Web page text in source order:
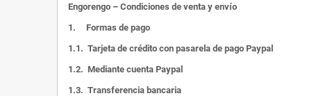
Engorengo – Condiciones de venta y envío
1. Formas de pago
1.1. Tarjeta de crédito con pasarela de pago Paypal
1.2. Mediante cuenta Paypal
1.3. Transferencia bancaria